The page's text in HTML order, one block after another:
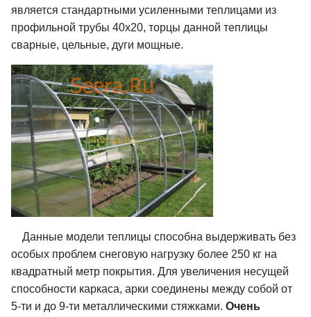
является стандартными усиленными теплицами из
профильной трубы 40х20, торцы данной теплицы
сварные, цельные, дуги мощные.
Данные модели теплицы способна выдерживать без
особых проблем снеговую нагрузку более 250 кг на
квадратный метр покрытия. Для увеличения несущей
способности каркаса, арки соединены между собой от
5-ти и до 9-ти металлическими стяжками. Очень